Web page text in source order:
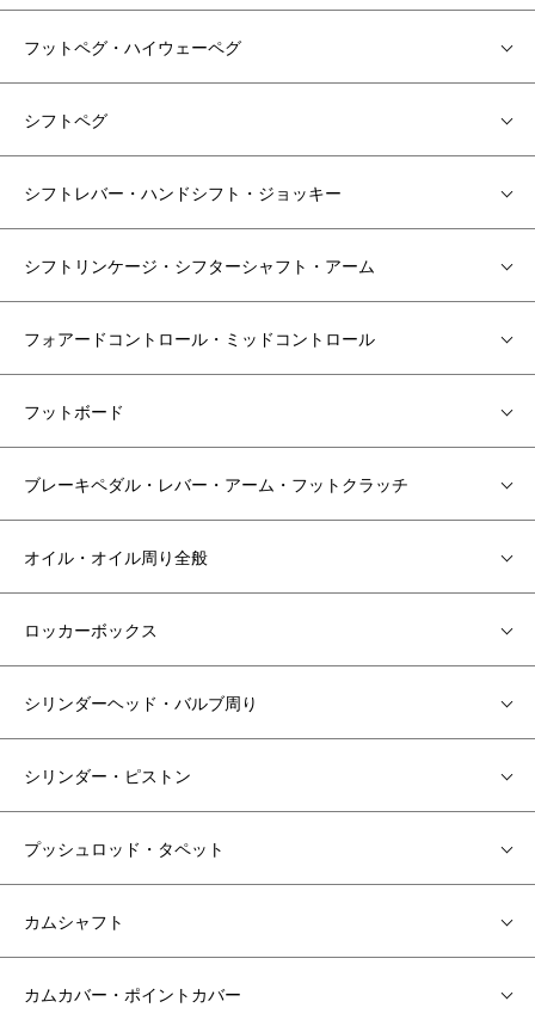
フットペグ・ハイウェーペグ
シフトペグ
シフトレバー・ハンドシフト・ジョッキー
シフトリンケージ・シフターシャフト・アーム
フォアードコントロール・ミッドコントロール
フットボード
ブレーキペダル・レバー・アーム・フットクラッチ
オイル・オイル周り全般
ロッカーボックス
シリンダーヘッド・バルブ周り
シリンダー・ピストン
プッシュロッド・タペット
カムシャフト
カムカバー・ポイントカバー